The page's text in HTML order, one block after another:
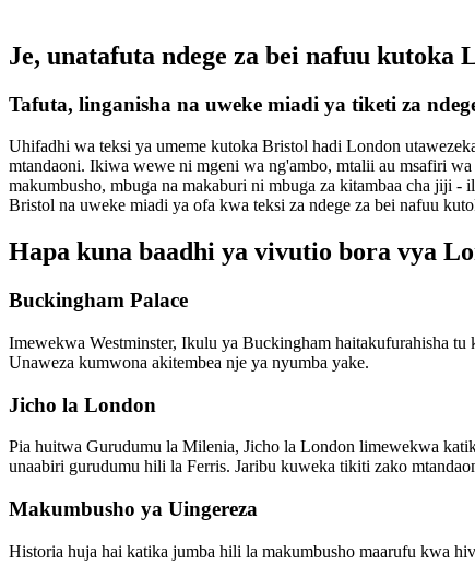
Je, unatafuta ndege za bei nafuu kutoka
Tafuta, linganisha na uweke miadi ya tiketi za
Uhifadhi wa teksi ya umeme kutoka Bristol hadi London
mtandaoni. Ikiwa wewe ni mgeni wa ng'ambo, mtalii au msafiri
makumbusho, mbuga na makaburi ni mbuga za kitambaa cha jiji
Bristol na uweke miadi ya ofa kwa teksi za ndege za bei nafuu
Hapa kuna baadhi ya vivutio bora vya
Buckingham Palace
Imewekwa Westminster, Ikulu ya Buckingham haitakufurahisha
Unaweza kumwona akitembea nje ya nyumba yake.
Jicho la London
Pia huitwa Gurudumu la Milenia, Jicho la London limewekwa
unaabiri gurudumu hili la Ferris. Jaribu kuweka tikiti zako
Makumbusho ya Uingereza
Historia huja hai katika jumba hili la makumbusho maarufu kwa